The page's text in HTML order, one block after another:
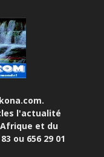
l'actualité
et du
ou 656 29 01